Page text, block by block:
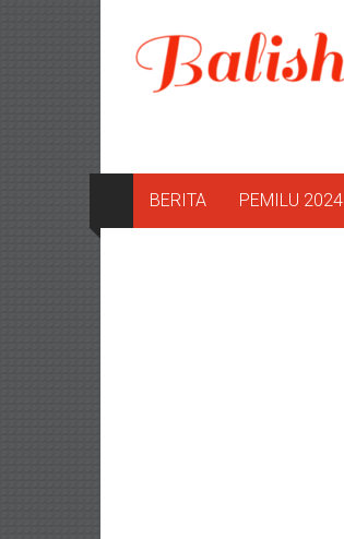
konten
BERITA PEMILU 2024